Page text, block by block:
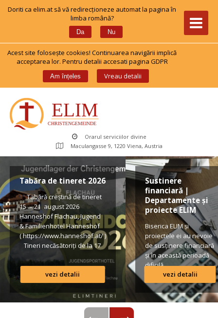
Doriti ca elim.at să vă redirecționeze automat la pagina în
limba română?
Da Nu
Acest site foloseşte cookies! Continuarea navigării implică
acceptarea lor. Pentru detalii accesati pagina GDPR
Am înțele Vreau detalii
Orarul serviciilor divine
Maculangasse 9, 1220 Viena, Austria
Tabăra de tineret 2026
Tabără creștină de tineret
15 – 21 august 2026
Hanneshof Flachau, Jugend
& Familienhotel Hanneshof
( https://www.hanneshof.at/ )
Tineri necăsătoriți de la 17
ani în sus € 420/ p.P.
(inclusiv Vollpension,
activități, transport*)
Formular de înscriere
Regulamentul taberei
*Având în vedere că o parte
vezi detalii
Sustinere
financiară |
Departamente și
proiecte ELIM
Biserica ELIM și
proiectele ei au nevoie
de susținere financiară
și în această perioadă
dificilă.
Lista conturilor bancare
vezi detalii